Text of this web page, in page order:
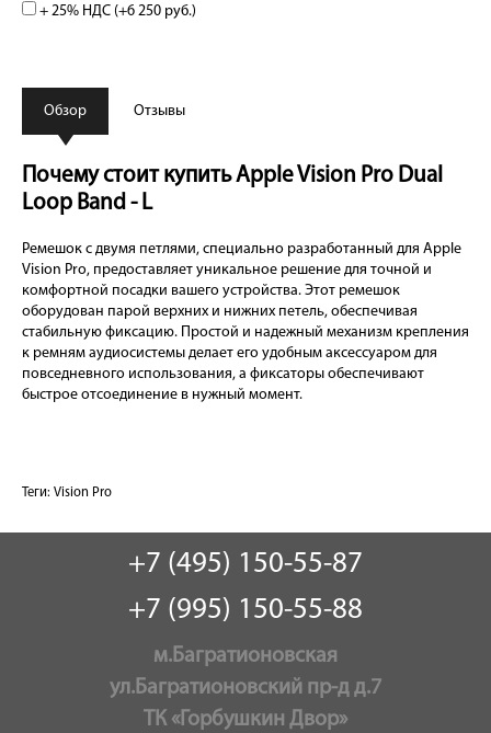
+ 25% НДС (+6 250 руб.)
Обзор Отзывы
Почему стоит купить Apple Vision Pro Dual
Loop Band - L
Ремешок с двумя петлями, специально разработанный для Apple
Vision Pro, предоставляет уникальное решение для точной и
комфортной посадки вашего устройства. Этот ремешок
оборудован парой верхних и нижних петель, обеспечивая
стабильную фиксацию. Простой и надежный механизм крепления
к ремням аудиосистемы делает его удобным аксессуаром для
повседневного использования, а фиксаторы обеспечивают
быстрое отсоединение в нужный момент.
Теги: Vision Pro
+7 (495) 150-55-87
+7 (995) 150-55-88
м.Багратионовская
ул.Багратионовский пр-д д.7
ТК «Горбушкин Двор»